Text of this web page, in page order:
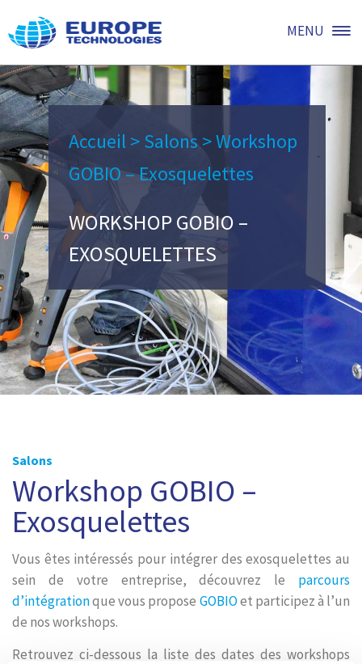
MENU
Accueil>Salons >Workshop
GOBIO – Exosquelettes
WORKSHOP GOBIO –
EXOSQUELETTES
Salons
Workshop GOBIO –
Exosquelettes
Vous êtes intéressés pour intégrer des exosquelettes au
sein de votre entreprise, découvrez le parcours
d’intégrationque vous propose GOBIOet participez à l’un
de nos workshops.
Retrouvez ci-dessous la liste des dates des workshops